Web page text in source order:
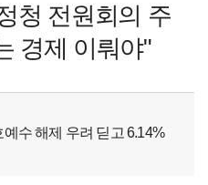
청 전원회의 주
경제 이뤄야"
수 해제 우려 딛고 6.14%